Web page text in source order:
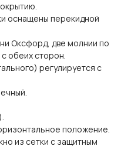
оснащены перекидной
Оксфорд, две молнии по
обеих сторон.
регулируется с
положение.
из сетки с защитным